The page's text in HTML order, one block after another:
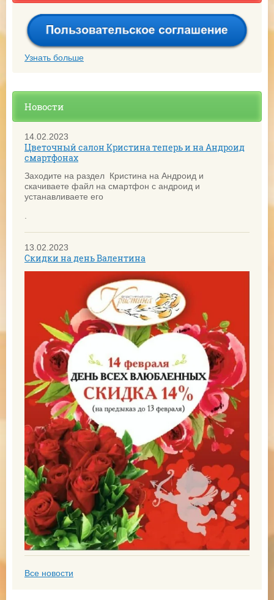
Узнать больше
Новости
14.02.2023
Цветочный салон Кристина теперь и на Андроид
смартфонах
Заходите на раздел Кристина на Андроид и
скачиваете файл на смартфон с андроид и
устанавливаете его
.
13.02.2023
Скидки на день Валентина
Все новости